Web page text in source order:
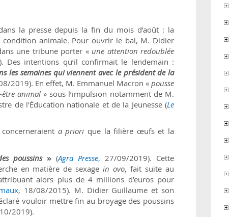
la presse depuis la fin du mois d’août : la
condition animale. Pour ouvrir le bal, M. Didier
une tribune porter « une attention redoublée
Des intentions qu’il confirmait le lendemain :
les semaines qui viennent avec le président de la
2019). En effet, M. Emmanuel Macron «pousse
être animal » sous l’impulsion notamment de M.
de l'Éducation nationale et de la Jeunesse (Le
a priori que la filière œufs et la
poussins »(Agra Presse, 27/09/2019). Cette
en matière de sexagein ovo, fait suite au
alors plus de 4 millions d’euros pour
, 18/08/2015). M. Didier Guillaume et son
vouloir mettre fin au broyage des poussins
2019).